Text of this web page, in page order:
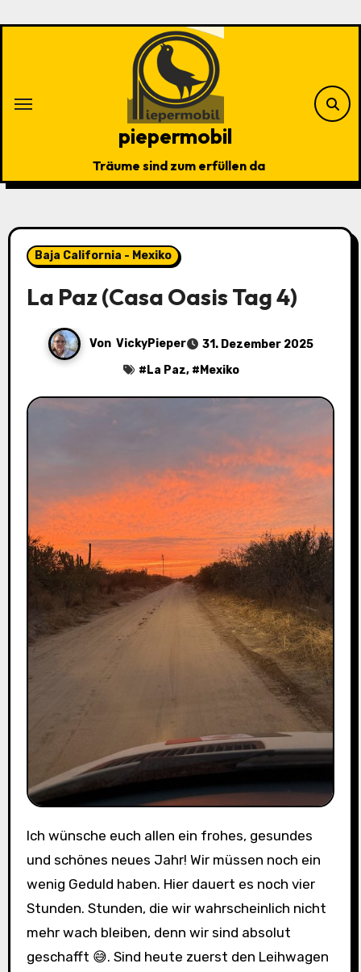
piepermobil
Träume sind zum erfüllen da
Baja California - Mexiko
La Paz (Casa Oasis Tag 4)
Von VickyPieper
31. Dezember 2025
# La Paz, # Mexiko
Ich wünsche euch allen ein frohes, gesundes
und schönes neues Jahr! Wir müssen noch ein
wenig Geduld haben. Hier dauert es noch vier
Stunden. Stunden, die wir wahrscheinlich nicht
mehr wach bleiben, denn wir sind absolut
geschafft 😅. Sind heute zuerst den Leihwagen